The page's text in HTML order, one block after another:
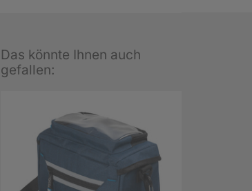
Das könnte Ihnen auch
gefallen: